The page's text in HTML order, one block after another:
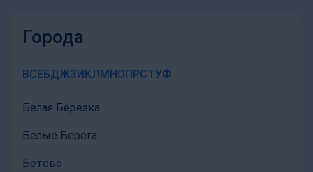
Города
ВСЕБДЖЗИКЛМНОПРСТУФ
Белая Березка
Белые Берега
Бетово